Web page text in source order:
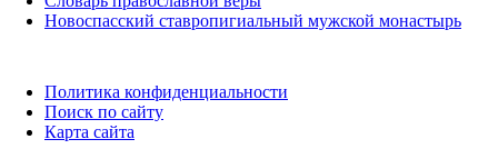
Новоспасский ставропигиальный мужской монастырь
Политика конфиденциальности
Поиск по сайту
Карта сайта